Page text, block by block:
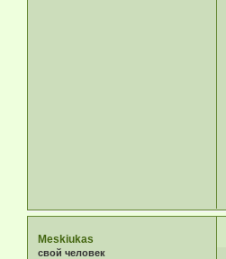
Meskiukas
свой человек